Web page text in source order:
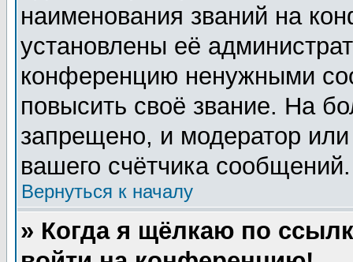
наименования званий на
установлены её
конференцию ненужными
повысить своё звание. На
запрещено, и модератор
вашего счётчика сообщений.
Вернуться к началу
» Когда я щёлкаю по